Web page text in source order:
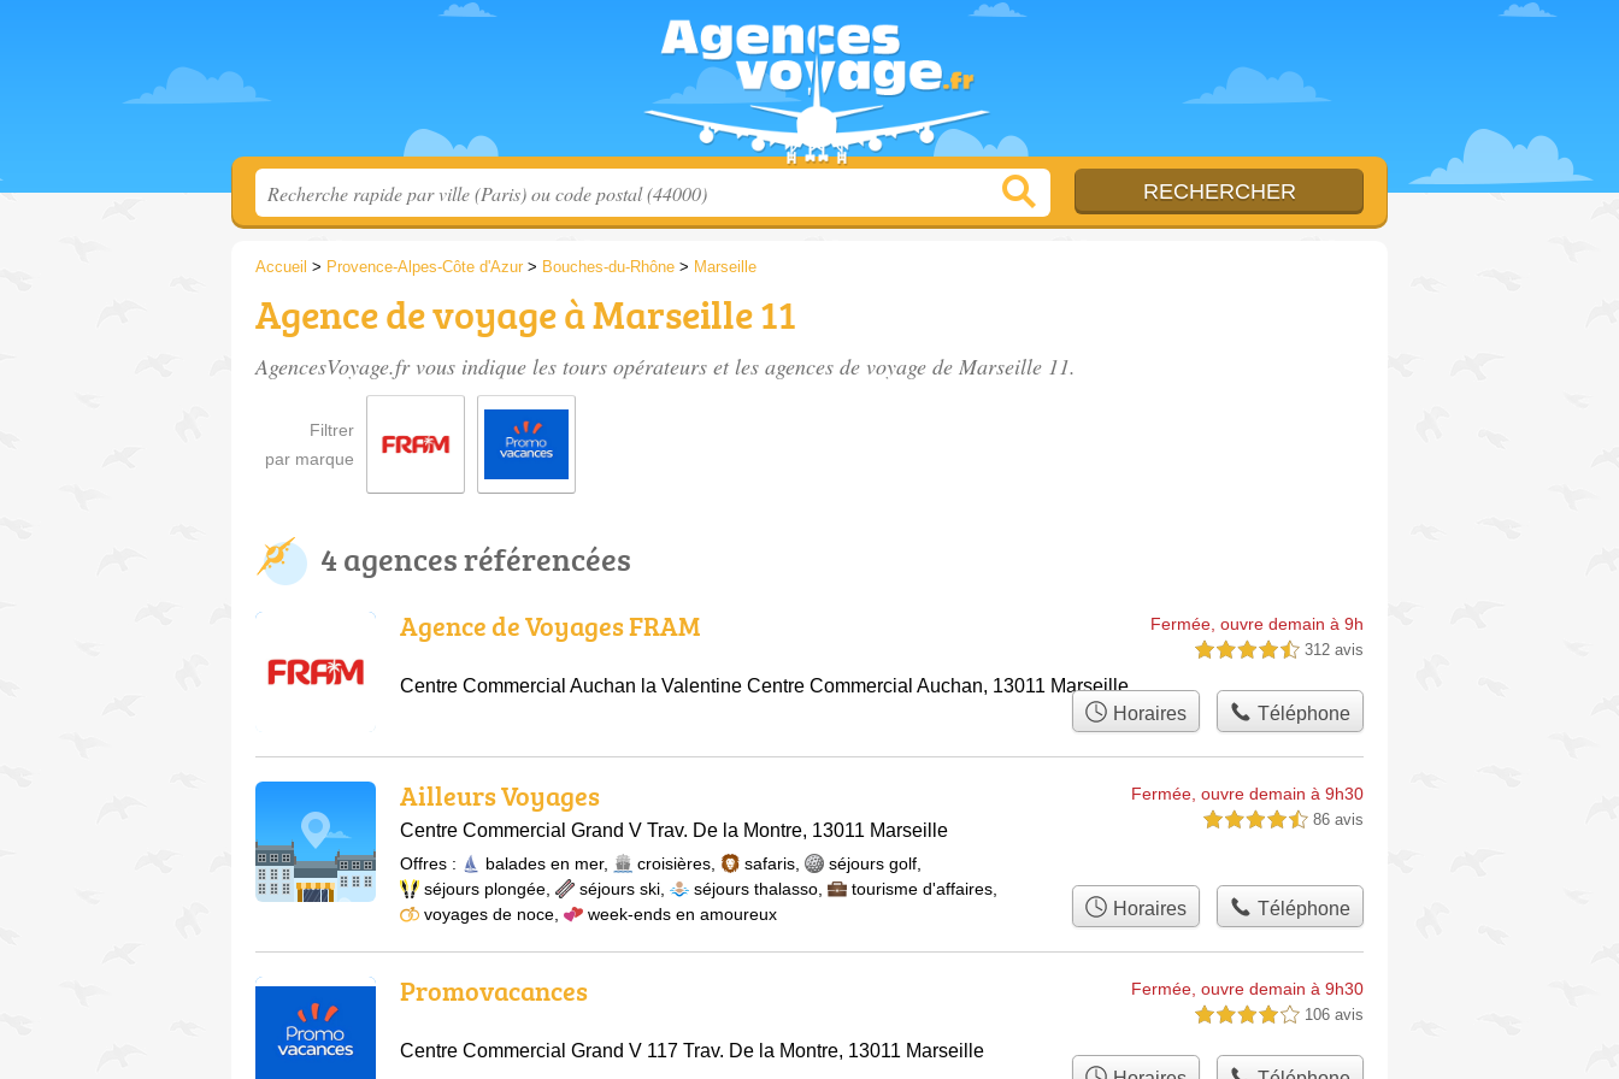
Accueil > Provence-Alpes-Côte d'Azur > Bouches-du-Rhône > Marseille
Agence de voyage à Marseille 11
AgencesVoyage.fr vous indique les tours opérateurs et les agences de voyage de Marseille 11.
Filtrer
par marque
4 agences référencées
Agence de Voyages FRAM
Centre Commercial Auchan la Valentine Centre Commercial Auchan, 13011 Marseille
Fermée, ouvre demain à 9h
4,5 étoiles sur 5 312 avis
Horaires Téléphone
Ailleurs Voyages
Centre Commercial Grand V Trav. De la Montre, 13011 Marseille
Fermée, ouvre demain à 9h30
4,5 étoiles sur 5 86 avis
Offres : balades en mer, croisières safaris séjours golf
séjours plongée
séjours ski séjours thalasso tourisme d'affaires
voyages de noce
week-ends en amoureux Horaires Téléphone
Promovacances
Centre Commercial Grand V 117 Trav. De la Montre, 13011 Marseille
Fermée, ouvre demain à 9h30
4,0 étoiles sur 5 106 avis